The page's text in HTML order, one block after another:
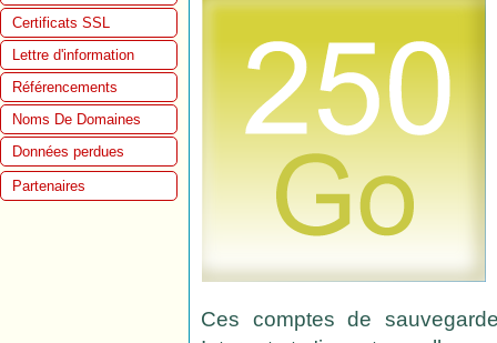
Certificats SSL
Lettre d'information
Référencements
Noms De Domaines
Données perdues
Partenaires
Ces comptes de